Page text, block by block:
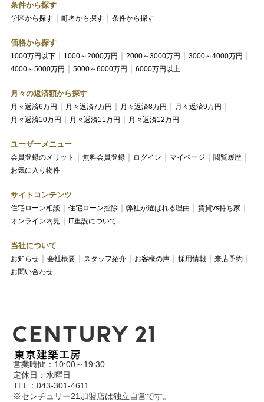
条件から探す
学区から探す 町名から探す 条件から探す
価格から探す
1000万円以下 1000～2000万円 2000～3000万円
3000～4000万円
4000～5000万円
5000～6000万円 6000万円以上
月々の返済額から探す
月々返済6万円 月々返済7万円 月々返済8万円
月々返済9万円
月々返済10万円
月々返済11万円 月々返済12万円
ユーザーメニュー
会員登録のメリット 無料会員登録 ログイン マイページ
閲覧履歴
お気に入り物件
サイトコンテンツ
住宅ローン相談 住宅ローン控除 弊社が選ばれる理由
賃貸vs持ち家
オンライン内見
IT重説について
当社について
お知らせ 会社概要 スタッフ紹介 お客様の声 採用情報
来店予約
お問い合わせ
営業時間：10:00～19:30
定休日：水曜日
TEL：043-301-4611
※センチュリー21加盟店は独立自営です。